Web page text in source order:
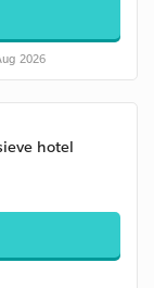
2026
hotel